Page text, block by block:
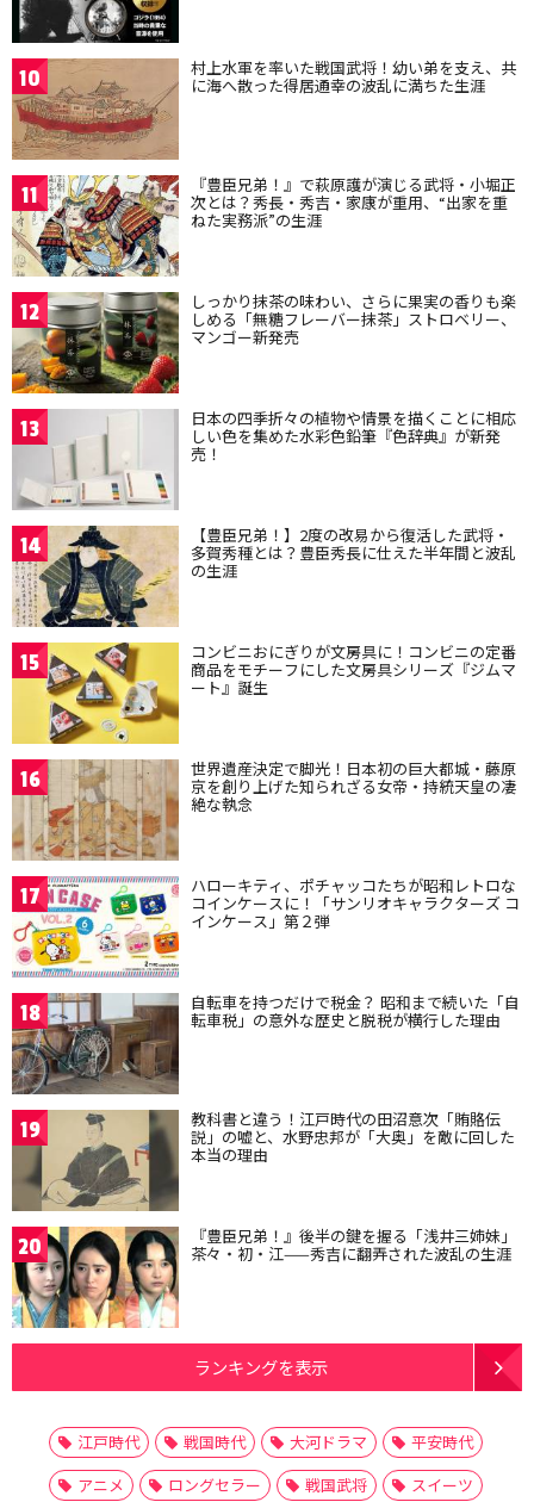
10 村上水軍を率いた戦国武将！幼い弟を支え、共
に海へ散った得居通幸の波乱に満ちた生涯
11 『豊臣兄弟！』で萩原護が演じる武将・小堀正
次とは？秀長・秀吉・家康が重用、“出家を重
ねた実務派”の生涯
12 しっかり抹茶の味わい、さらに果実の香りも楽
しめる「無糖フレーバー抹茶」ストロベリー、
マンゴー新発売
13 日本の四季折々の植物や情景を描くことに相応
しい色を集めた水彩色鉛筆『色辞典』が新発
売！
14 【豊臣兄弟！】2度の改易から復活した武将・
多賀秀種とは？豊臣秀長に仕えた半年間と波乱
の生涯
15 コンビニおにぎりが文房具に！コンビニの定番
商品をモチーフにした文房具シリーズ『ジムマ
ート』誕生
16 世界遺産決定で脚光！日本初の巨大都城・藤原
京を創り上げた知られざる女帝・持統天皇の凄
絶な執念
17 ハローキティ、ポチャッコたちが昭和レトロな
コインケースに！「サンリオキャラクターズ コ
インケース」第２弾
18 自転車を持つだけで税金？ 昭和まで続いた「自
転車税」の意外な歴史と脱税が横行した理由
19 教科書と違う！江戸時代の田沼意次「賄賂伝
説」の嘘と、水野忠邦が「大奥」を敵に回した
本当の理由
20 『豊臣兄弟！』後半の鍵を握る「浅井三姉妹」
茶々・初・江——秀吉に翻弄された波乱の生涯
ランキングを表示
江戸時代 戦国時代 大河ドラマ
平安時代
アニメ
ロングセラー 戦国武将
スイーツ